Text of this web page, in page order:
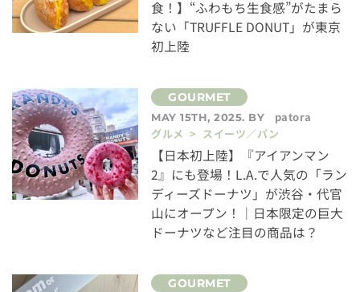
食！】“ふわもち生食感”がたまら
ない「TRUFFLE DONUT」が東京
初上陸
MAY 15TH, 2025. BY
patora
グルメ > スイーツ／パン
【日本初上陸】『アイアンマン
2』にも登場！L.A.で人気の「ラン
ディーズドーナツ」が渋谷・代官
山にオープン！｜日本限定の巨大
ドーナツなど注目の商品は？